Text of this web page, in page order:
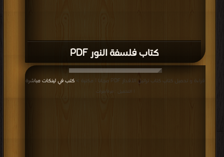
كتاب فلسفة النور PDF
قراءة و تحميل كتاب كتاب تراتيل الأقدار PDF مجانا | مكتبة > كتب في لينكات مباشرة
| التحميل : مرة/مرات